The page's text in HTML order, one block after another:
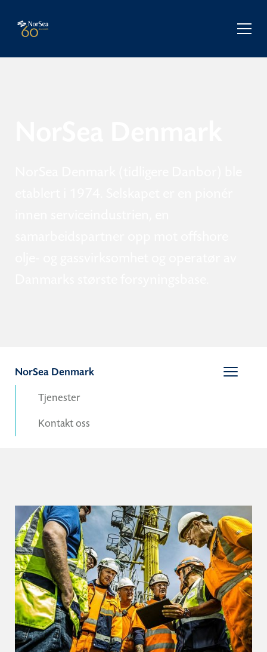
NorSea Denmark
Tjenester
Kontakt oss